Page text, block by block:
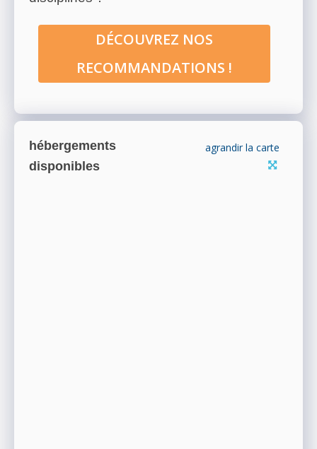
DÉCOUVREZ NOS
RECOMMANDATIONS !
hébergements
disponibles
agrandir la carte